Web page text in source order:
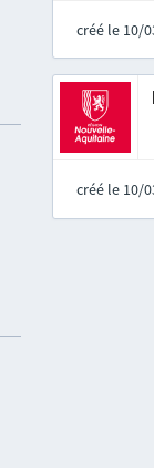
créé le 10/
créé le 10/